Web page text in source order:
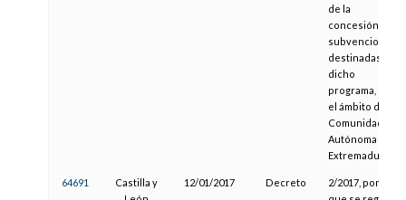
de la
concesión de
subvenciones
destinadas a
dicho
programa, en
el ámbito de la
Comunidad
Autónoma de
Extremadura
64691
Castilla y
12/01/2017 Decreto
2/2017, por el